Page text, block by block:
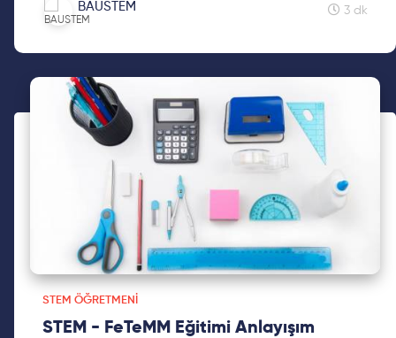
duruyordu. Bakalım bu korkutucu terimler ne? Keyifli
okumalar
BAUSTEM 3 dk
STEM ÖĞRETMENI
STEM - FeTeMM Eğitimi Anlayışım